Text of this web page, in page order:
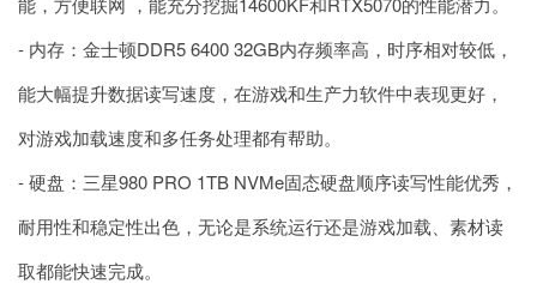
- 内存：金士顿DDR5 6400 32GB内存频率高，时序相对较低，
能大幅提升数据读写速度，在游戏和生产力软件中表现更好，
对游戏加载速度和多任务处理都有帮助。
- 硬盘：三星980 PRO 1TB NVMe固态硬盘顺序读写性能优秀，
耐用性和稳定性出色，无论是系统运行还是游戏加载、素材读
取都能快速完成。